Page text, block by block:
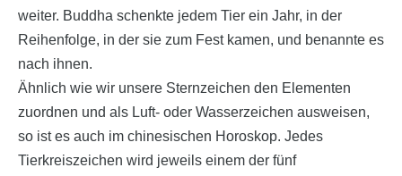
weiter. Buddha schenkte jedem Tier ein Jahr, in der
Reihenfolge, in der sie zum Fest kamen, und benannte es
nach ihnen.
Ähnlich wie wir unsere Sternzeichen den Elementen
zuordnen und als Luft- oder Wasserzeichen ausweisen,
so ist es auch im chinesischen Horoskop. Jedes
Tierkreiszeichen wird jeweils einem der fünf